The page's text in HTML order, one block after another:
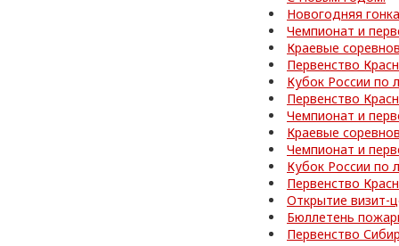
Новогодняя
Чемпионат и
Краевые
Первенство
Кубок России по
Первенство
Чемпионат и
Краевые
Чемпионат и
Кубок России по
Первенство
Открытие визит-
Бюллетень
Первенство